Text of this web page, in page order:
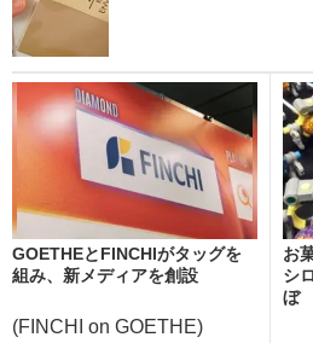
GOETHEとFINCHIがタッグを
組み、新メディアを創設
(FINCHI on GOETHE)
お
シ
ぼ